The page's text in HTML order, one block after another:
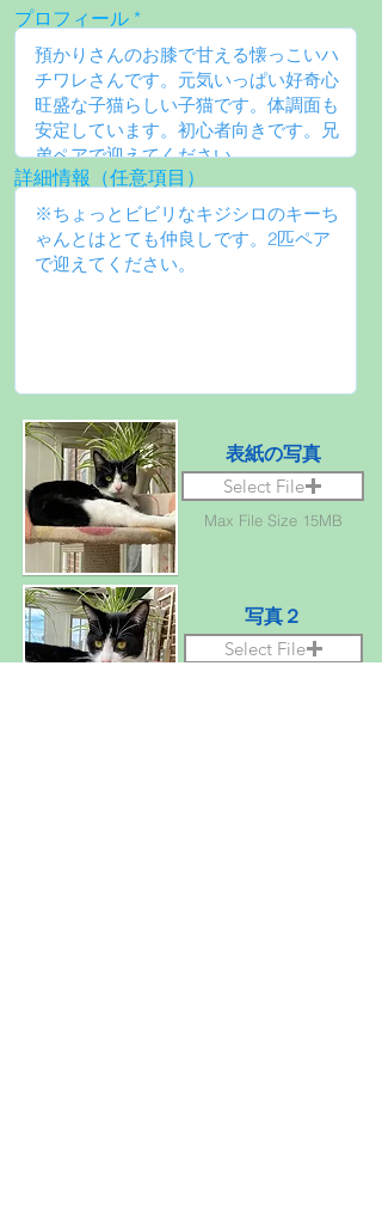
プロフィール
詳細情報（任意項目）
表紙の写真
Select File
Max File Size 15MB
写真２
Select File